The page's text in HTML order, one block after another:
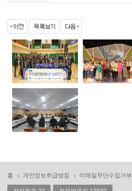
홈 개인정보취급방침 이메일무단수집거부